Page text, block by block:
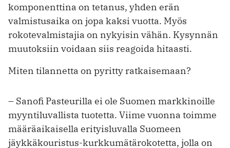
komponenttina on tetanus, yhden erän
valmistusaika on jopa kaksi vuotta. Myös
rokotevalmistajia on nykyisin vähän. Kysynnän
muutoksiin voidaan siis reagoida hitaasti.
Miten tilannetta on pyritty ratkaisemaan?
– Sanofi Pasteurilla ei ole Suomen ­markkinoille
myyntiluvallista tuotetta. Viime vuonna toimme
määräaikaisella erityisluvalla Suomeen
jäykkäkouristus-kurkkumätärokotetta, jolla on